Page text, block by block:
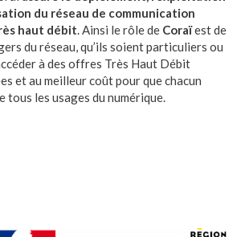
du réseau de communication
haut débit. Ainsi le rôle de Coraïest de
du réseau, qu’ils soient particuliers ou
à des offres Très Haut Débit
et au meilleur coût pour que chacun
tous les usages du numérique.